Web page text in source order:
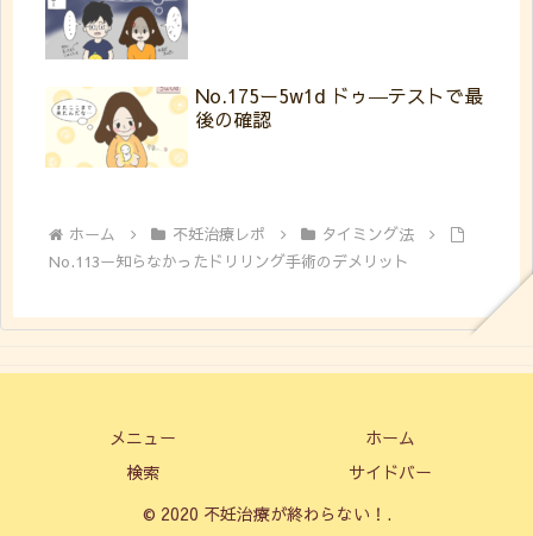
No.175ー5w1d ドゥ―テストで最
後の確認
ホーム 不妊治療レポ
タイミング法
No.113ー知らなかったドリリング手術のデメリット
メニュー
ホーム
検索
サイドバー
© 2020 不妊治療が終わらない！.